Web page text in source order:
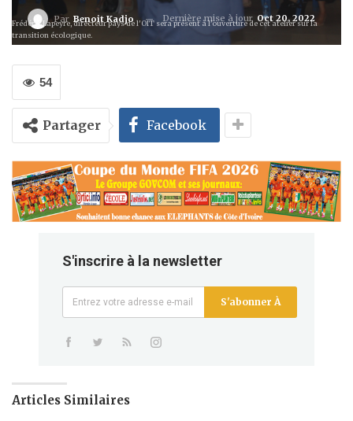
Par Benoit Kadjo Dernière mise à jour Oct 20, 2022
Frédéric Lapeyre, directeur pays de l'OIT sera présent à l'ouverture de cet atelier sur la
transition écologique.
54
Partager Facebook
S'inscrire à la newsletter
S'abonner À
Articles Similaires